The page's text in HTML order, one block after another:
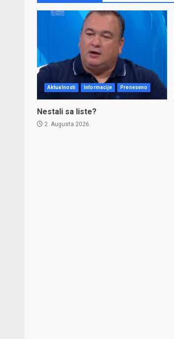
Aktualnosti Informacije Preneseno
Nestali sa liste?
2. Augusta 2026.